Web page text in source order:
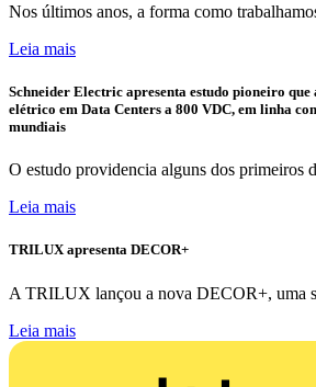
Nos últimos anos, a forma como
Leia mais
Schneider Electric apresenta estudo pioneiro
elétrico em Data Centers a 800 VDC, em linha
mundiais
O estudo providencia alguns dos primeiros
Leia mais
TRILUX apresenta DECOR+
A TRILUX lançou a nova DECOR+, uma
Leia mais